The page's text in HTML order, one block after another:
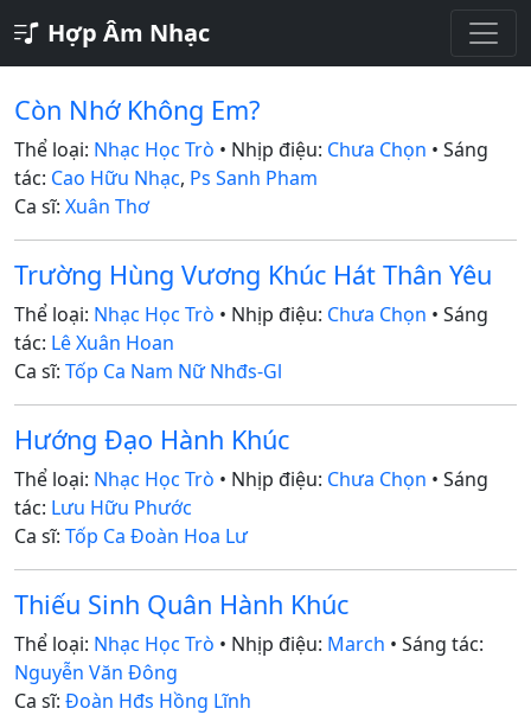
Hợp Âm Nhạc
Còn Nhớ Không Em?
Thể loại: Nhạc Học Trò • Nhịp điệu: Chưa Chọn • Sáng
tác: Cao Hữu Nhạc, Ps Sanh Pham
Ca sĩ: Xuân Thơ
Trường Hùng Vương Khúc Hát Thân Yêu
Thể loại: Nhạc Học Trò • Nhịp điệu: Chưa Chọn • Sáng
tác: Lê Xuân Hoan
Ca sĩ: Tốp Ca Nam Nữ Nhđs-Gl
Hướng Đạo Hành Khúc
Thể loại: Nhạc Học Trò • Nhịp điệu: Chưa Chọn • Sáng
tác: Lưu Hữu Phước
Ca sĩ: Tốp Ca Đoàn Hoa Lư
Thiếu Sinh Quân Hành Khúc
Thể loại: Nhạc Học Trò • Nhịp điệu: March • Sáng tác:
Nguyễn Văn Đông
Ca sĩ: Đoàn Hđs Hồng Lĩnh